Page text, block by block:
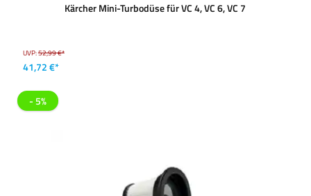
Kärcher Mini-Turbodüse für VC 4, VC 6, VC 7
UVP:52,99 €*
41,72 €*
- 5%